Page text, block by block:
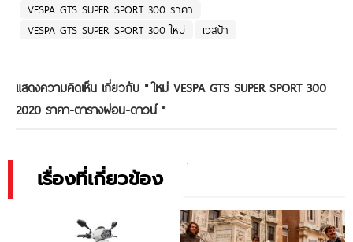
VESPA GTS SUPER SPORT 300 ราคา
VESPA GTS SUPER SPORT 300 ใหม่
เวสป้า
แสดงความคิดเห็น เกี่ยวกับ "ใหม่ VESPA GTS SUPER SPORT 300
2020 ราคา-ตารางผ่อน-ดาวน์"
เรื่องที่เกี่ยวข้อง